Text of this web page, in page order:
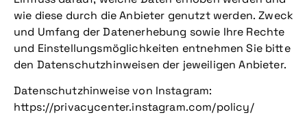
wie diese durch die Anbieter genutzt werden. Zweck
und Umfang der Datenerhebung sowie Ihre Rechte
und Einstellungsmöglichkeiten entnehmen Sie bitte
den Datenschutzhinweisen der jeweiligen Anbieter.
Datenschutzhinweise von Instagram:
https://privacycenter.instagram.com/policy/